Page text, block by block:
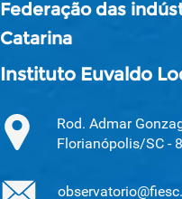
Federação das
Catarina
Instituto Euvaldo
Rod. Admar
Florianópolis/SC -